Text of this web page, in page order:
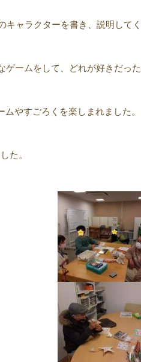
キャラクターを書き、説明して
ゲームをして、どれが好きだっ
やすごろくを楽しまれました。
た。